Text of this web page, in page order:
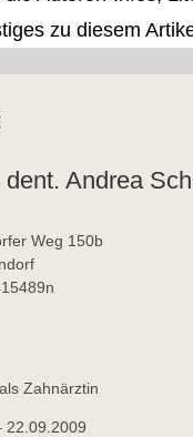
zu diesem
dent. Andrea
Weg 150b
Zahnärztin
22.09.2009